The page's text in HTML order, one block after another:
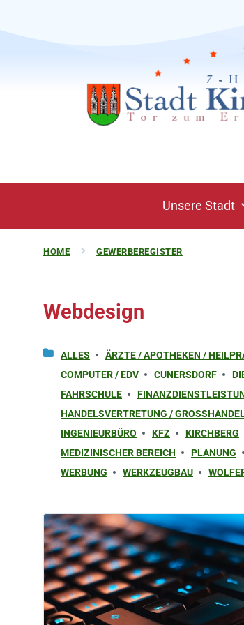
Unsere Stadt
HOME GEWERBEREGISTER
Webdesign
ALLES ÄRZTE / APOTHEKEN /
COMPUTER / EDV
CUNERSDORF
FAHRSCHULE
HANDELSVERTRETUNG / GROSSHANDEL
INGENIEURBÜRO
KFZ KIRCHBERG
MEDIZINISCHER BEREICH
PLANUNG
WERBUNG
WERKZEUGBAU